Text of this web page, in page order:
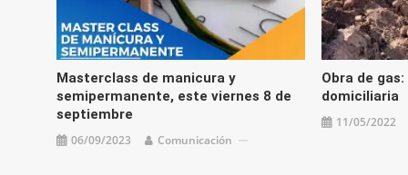
Masterclass de manicura y
semipermanente, este viernes 8 de
septiembre
06/09/2023 Comunicación
Obra de
domiciliaria
11/05/2022